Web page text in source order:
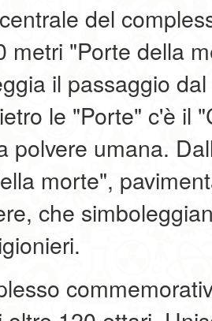
del
metri "Porte della
il passaggio
le "Porte" c'è il
polvere umana.
morte",
che